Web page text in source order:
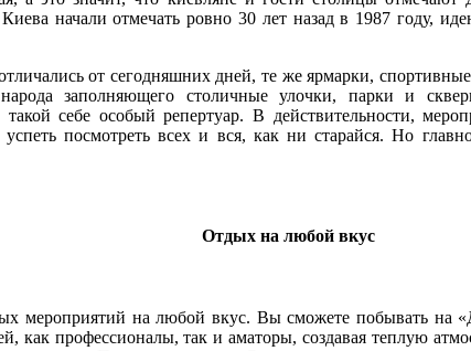
начали отмечать ровно 30 лет назад в 1987 году,
от сегодняшних дней, те же ярмарки,
заполняющего столичные улочки, парки и
себе особый репертуар. В действительности,
посмотреть всех и вся, как ни старайся. Но
Отдых на любой вкус
мероприятий на любой вкус. Вы сможете побывать на
как профессионалы, так и аматоры, создавая теплую